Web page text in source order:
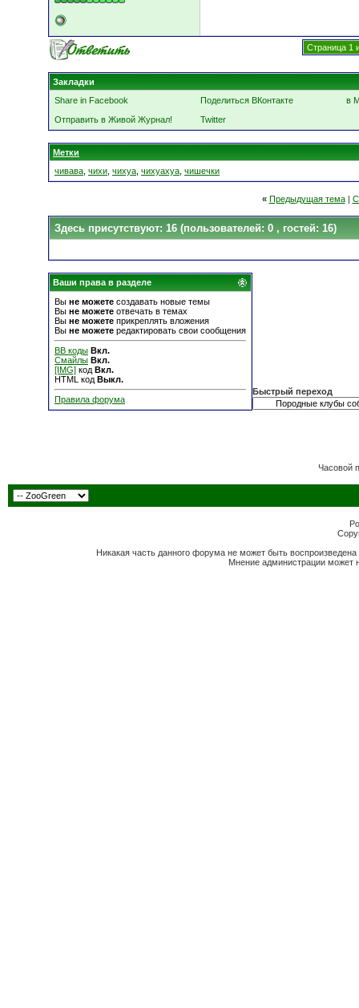
Страница 1
Закладки
Share in Facebook
Поделиться ВКонтакте
в
Отправить в Живой Журнал!
Twitter
Метки
чивава чихи чихуа чихуахуа чишечки
« Предыдущая тема|
Здесь присутствуют: 16 (пользователей: 0 , гостей: 16)
Ваши права в разделе
Вы не можете создавать новые темы
Вы не можете отвечать в темах
Вы не можете прикреплять вложения
Вы не можете редактировать свои сообщения
BB коды Вкл.
Смайлы Вкл.
[IMG] код Вкл.
HTML код Выкл.
Правила форума
Быстрый переход
Часовой
Никакая часть данного форума не может быть
Мнение администрации может